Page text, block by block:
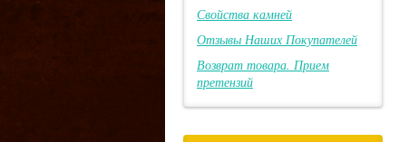
Свойства камней
Отзывы Наших Покупателей
Возврат товара. Прием
претензий